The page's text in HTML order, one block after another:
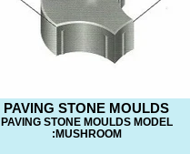
PAVING STONE MOULDS
PAVING STONE MOULDS MODEL
:MUSHROOM